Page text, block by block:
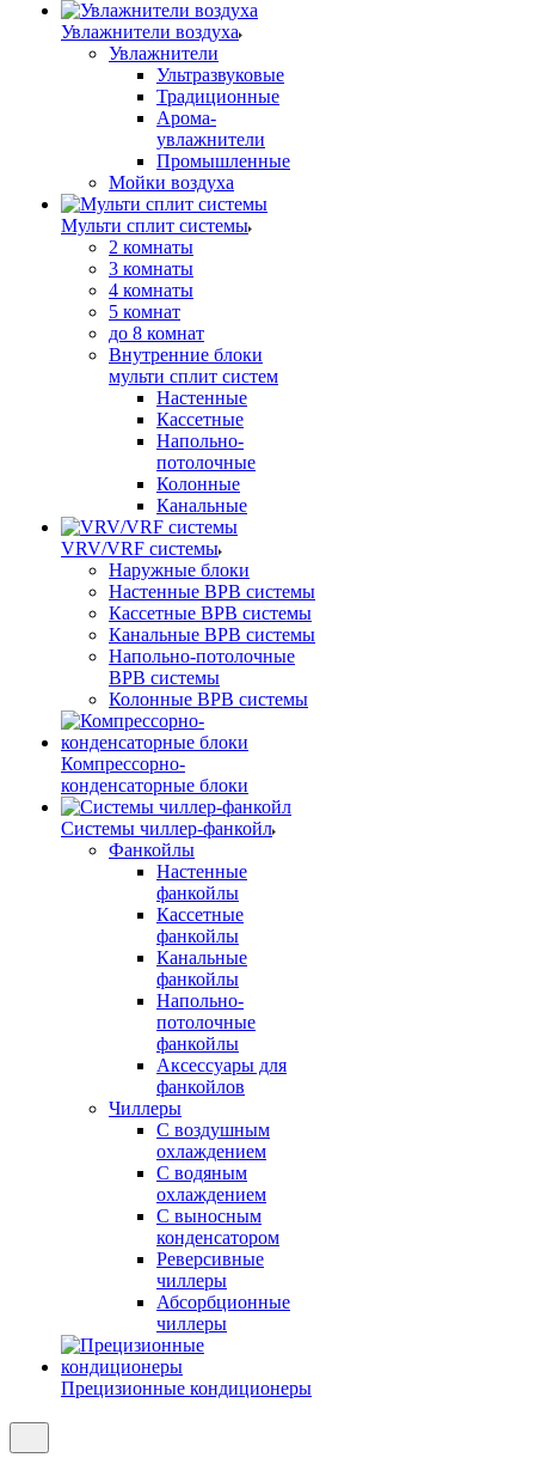
Увлажнители воздуха
Увлажнители
Ультразвуковые
Традиционные
Арома-
увлажнители
Промышленные
Мойки воздуха
Мульти сплит системы
2 комнаты
3 комнаты
4 комнаты
5 комнат
до 8 комнат
Внутренние блоки
мульти сплит систем
Настенные
Кассетные
Напольно-
потолочные
Колонные
Канальные
VRV/VRF системы
Наружные блоки
Настенные ВРВ системы
Кассетные ВРВ системы
Канальные ВРВ системы
Напольно-потолочные
ВРВ системы
Колонные ВРВ системы
Компрессорно-
конденсаторные блоки
Системы чиллер-фанкойл
Фанкойлы
Настенные
фанкойлы
Кассетные
фанкойлы
Канальные
фанкойлы
Напольно-
потолочные
фанкойлы
Аксессуары для
фанкойлов
Чиллеры
С воздушным
охлаждением
С водяным
охлаждением
С выносным
конденсатором
Реверсивные
чиллеры
Абсорбционные
чиллеры
Прецизионные кондиционеры